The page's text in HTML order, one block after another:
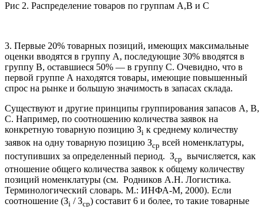
Рис 2. Распределение товаров по группам А,В и С
3. Первые 20% товарных позиций, имеющих максимальные
оценки вводятся в группу А, последующие 30% вводятся в
группу В, оставшиеся 50% — в группу С. Очевидно, что в
первой группе А находятся товары, имеющие повышенный
спрос на рынке и большую значимость в запасах склада.
Существуют и другие принципы группирования запасов А, В,
С. Например, по соотношению количества заявок на
конкретную товарную позицию Зi к среднему количеству
заявок на одну товарную позицию Зср всей номенклатуры,
поступивших за определенный период. Зср вычисляется, как
отношение общего количества заявок к общему количеству
позиций номенклатуры (см. Родников А.Н. Логистика.
Терминологический словарь. М.: ИНФА-М, 2000). Если
соотношение (Зi / Зср) составит 6 и более, то такие товарные